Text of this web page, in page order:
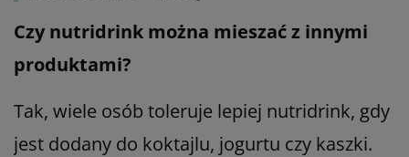
Czy nutridrink można mieszać z innymi
produktami?
Tak, wiele osób toleruje lepiej nutridrink, gdy
jest dodany do koktajlu, jogurtu czy kaszki.